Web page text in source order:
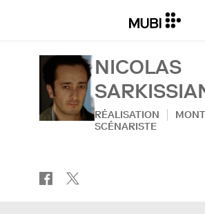
NICOLAS
RÉALISATION
SCÉNARISTE